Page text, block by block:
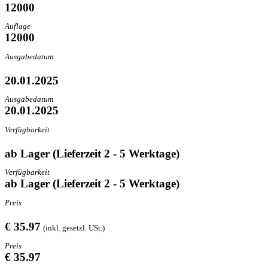
12000
Auflage
12000
Ausgabedatum
20.01.2025
Ausgabedatum
20.01.2025
Verfügbarkeit
ab Lager (Lieferzeit 2 - 5 Werktage)
Verfügbarkeit
ab Lager (Lieferzeit 2 - 5 Werktage)
Preis
€ 35.97 (inkl. gesetzl. USt.)
Preis
€ 35.97